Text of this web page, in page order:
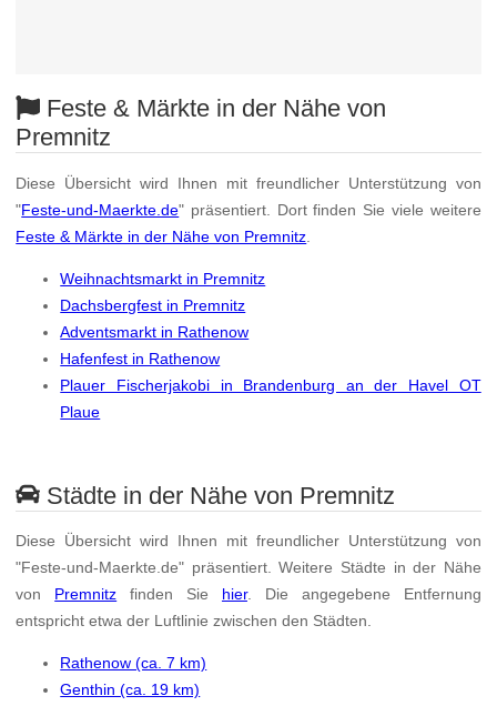
Feste & Märkte in der Nähe von
Premnitz
Diese Übersicht wird Ihnen mit freundlicher Unterstützung von
"Feste-und-Maerkte.de" präsentiert. Dort finden Sie viele weitere
Feste & Märkte in der Nähe von Premnitz
Weihnachtsmarkt in Premnitz
Dachsbergfest in Premnitz
Adventsmarkt in Rathenow
Hafenfest in Rathenow
Plauer Fischerjakobi in Brandenburg an der Havel OT
Plaue
Städte in der Nähe von Premnitz
Diese Übersicht wird Ihnen mit freundlicher Unterstützung von
"Feste-und-Maerkte.de" präsentiert. Weitere Städte in der Nähe
von Premnitz finden Sie hier. Die angegebene Entfernung
entspricht etwa der Luftlinie zwischen den Städten.
Rathenow (ca. 7 km)
Genthin (ca. 19 km)